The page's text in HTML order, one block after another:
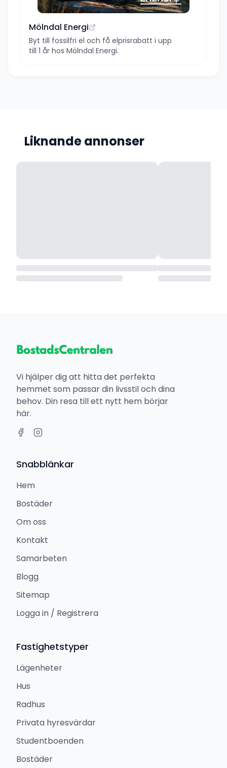
Mölndal Energi
Byt till fossilfri el och få elprisrabatt i upp
till 1 år hos Mölndal Energi.
Liknande annonser
Vi hjälper dig att hitta det perfekta
hemmet som passar din livsstil och dina
behov. Din resa till ett nytt hem börjar
här.
Snabblänkar
Hem
Bostäder
Om oss
Kontakt
Samarbeten
Blogg
Sitemap
Logga in / Registrera
Fastighetstyper
Lägenheter
Hus
Radhus
Privata hyresvärdar
Studentboenden
Bostäder